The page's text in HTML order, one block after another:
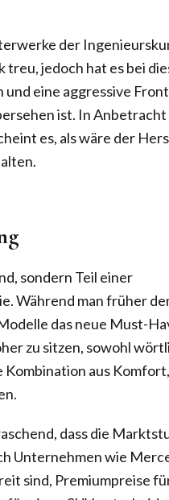
der
jedoch hat es bei
eine aggressive Front
ist. In
es, als wäre der
sondern Teil einer
Während man früher
das neue Must-
zu sitzen, sowohl
Kombination aus Komfort,
dass die
Unternehmen wie
sind, Premiumpreise